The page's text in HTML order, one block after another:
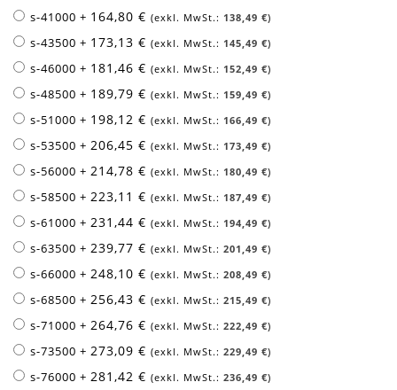
s-41000+ 164,80 € 138,49 €
s-43500+ 173,13 € 145,49 €
s-46000+ 181,46 € 152,49 €
s-48500+ 189,79 € 159,49 €
s-51000+ 198,12 € 166,49 €
s-53500+206,45 € 173,49 €
s-56000+214,78 € 180,49 €
s-58500+223,11 € 187,49 €
s-61000+231,44 € 194,49 €
s-63500+239,77 € 201,49 €
s-66000+248,10 € 208,49 €
s-68500+256,43 € 215,49 €
s-71000+264,76 € 222,49 €
s-73500+273,09 € 229,49 €
s-76000+281,42 € 236,49 €